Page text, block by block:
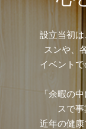
設立当初
スンや、
イベント
「余暇の
スで
近年の健